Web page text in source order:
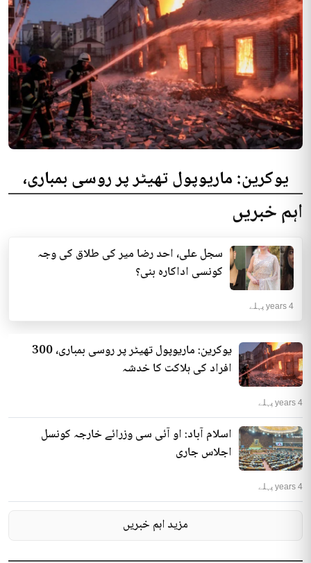
یوکرین: ماریوپول تھیٹر پر روسی بمباری،
300 افراد کی ہلاکت کا خدشہ
کا خدشہ ظاہر کیا اور کہا کہ کم...
انٹرنیشنل | 4 years پہلے
اہم خبریں
سجل علی، احد رضا میر کی طلاق کی وجہ
کونسی اداکارہ بنی؟
4 years پہلے
یوکرین: ماریوپول تھیٹر پر روسی بمباری، 300
افراد کی ہلاکت کا خدشہ
4 years پہلے
اسلام آباد: او آئی سی وزرائے خارجہ کونسل
اجلاس جاری
4 years پہلے
مزید اہم خبریں